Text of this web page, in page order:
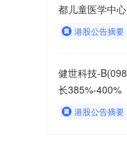
都儿童医学中
港股公告摘要
健世科技-
长385%-400%
港股公告摘要